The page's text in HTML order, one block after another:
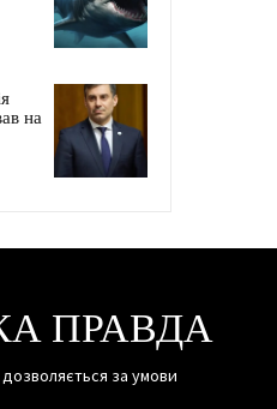
на
ПРАВДА
за умови